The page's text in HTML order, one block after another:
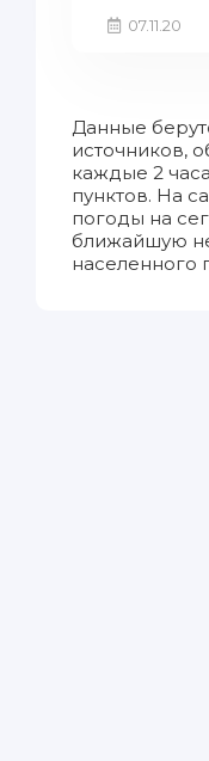
07.11.20
Данные
источников,
каждые 2
пунктов. На
погоды на
ближайшую
населенного